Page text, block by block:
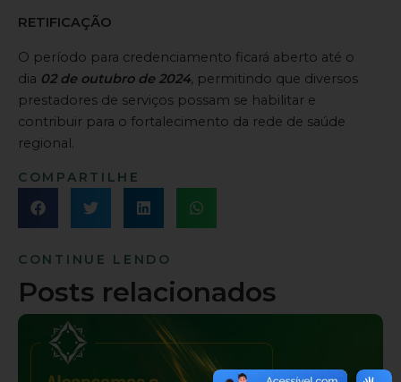
RETIFICAÇÃO
O período para credenciamento ficará aberto até o
dia 02 de outubro de 2024, permitindo que diversos
prestadores de serviços possam se habilitar e
contribuir para o fortalecimento da rede de saúde
regional.
COMPARTILHE
CONTINUE LENDO
Posts relacionados